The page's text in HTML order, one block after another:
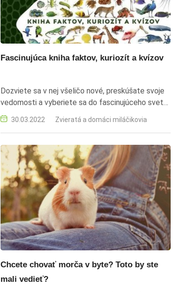
Fascinujúca kniha faktov, kuriozít a kvízov
Dozviete sa v nej všeličo nové, preskúšate svoje
vedomosti a vyberiete sa do fascinujúceho sveta
živočíchov.
30.03.2022 Zvieratá a domáci miláčikovia
Chcete chovať morča v byte? Toto by ste
mali vedieť?